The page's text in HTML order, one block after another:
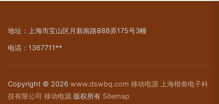
地址：上海市宝山区月新南路888弄175号3幢
电话：1367711**
Copyright © 2026 www.dswbq.com 移动电源 上海楷叁电子科
技有限公司 移动电源 版权所有 Sitemap